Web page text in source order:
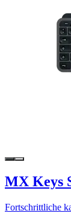
MX Keys
Fortschrittliche